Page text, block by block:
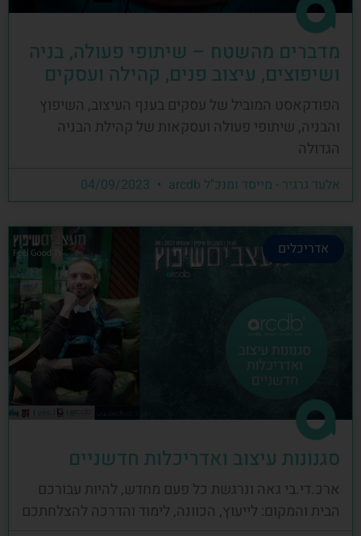
מדברים מהשטח – שיתופי פעולה, בניה
ושיפוצים, עיצוב פנים, קהילה ועסקים
הפודקאסט המוביל של עסקים בענף העיצוב, השיפוץ
והבניה, שיתופי פעולה ועסקאות של קהילת הבניה
הגדולה
אלעד גרגיר - מייסד ומנכ"ל arcdb
אדריכלים
סגנונות עיצוב ואדריכלות חדשניים
ארכ.די.בי גאה ונרגשת כל פעם מחדש, להיות עבורכם
הבית והמקום: לייעוץ, הכוונה, לימוד והדרכה להצלחתכם